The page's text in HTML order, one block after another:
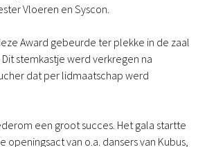
Vloeren en Syscon.
Award gebeurde ter plekke in de zaal
stemkastje werd verkregen na
dat per lidmaatschap werd
een groot succes. Het gala startte
van o.a. dansers van Kubus,